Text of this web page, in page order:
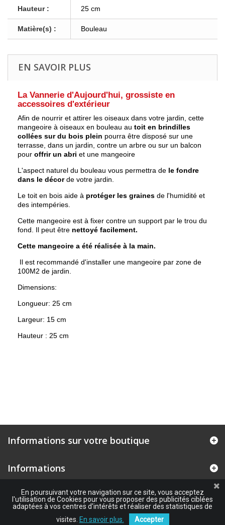
Hauteur : 25 cm
Matière(s) : Bouleau
EN SAVOIR PLUS
La Vannerie d'Aujourd'hui, grossiste en
accessoires d'extérieur
Afin de nourrir et attirer les oiseaux dans votre jardin, cette
mangeoire à oiseaux en bouleau au toit en brindilles
collées sur du bois plein pourra être disposé sur une
terrasse, dans un jardin, contre un arbre ou sur un balcon
pour offrir un abri et une mangeoire
L'aspect naturel du bouleau vous permettra de le fondre
dans le décorde votre jardin.
Le toit en bois aide à protéger les graines de l'humidité et
des intempéries.
Cette mangeoire est à fixer contre un support par le trou du
fond. Il peut être nettoyé facilement.
Cette mangeoire a été réalisée à la main.
Il est recommandé d'installer une mangeoire par zone de
100M2 de jardin.
Dimensions:
Longueur: 25 cm
Largeur: 15 cm
Hauteur : 25 cm
Informations sur votre boutique
Informations
En poursuivant votre navigation sur ce site, vous acceptez
l'utilisation de Cookies pour vous proposer des publicités ciblées
adaptées à vos centres d'intérêts et réaliser des statistiques de
visites. En savoir plus. Accepter